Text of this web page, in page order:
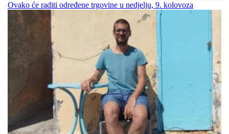
Ovako će raditi određene trgovine u nedjelju, 9. kolovoza